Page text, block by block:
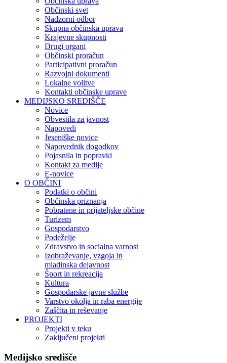
Občinski svet
Nadzorni odbor
Skupna občinska uprava
Krajevne skupnosti
Drugi organi
Občinski proračun
Participativni proračun
Razvojni dokumenti
Lokalne volitve
Kontakti občinske uprave
MEDIJSKO SREDIŠČE
Novice
Obvestila za javnost
Napovedi
Jeseniške novice
Napovednik dogodkov
Pojasnila in popravki
Kontakt za medije
E-novice
O OBČINI
Podatki o občini
Občinska priznanja
Pobratene in prijateljske občine
Turizem
Gospodarstvo
Podeželje
Zdravstvo in socialna varnost
Izobraževanje, vzgoja in
mladinska dejavnost
Šport in rekreacija
Kultura
Gospodarske javne službe
Varstvo okolja in raba energije
Zaščita in reševanje
PROJEKTI
Projekti v teku
Zaključeni projekti
Medijsko središče